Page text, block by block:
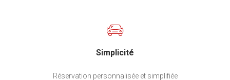
Simplicité
Réservation personnalisée et simplifiée